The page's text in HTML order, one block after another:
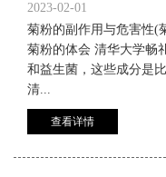
2023-02-01
菊粉的副作用与危害性(
菊粉的体会 清华大学畅
和益生菌，这些成分是
清...
查看详情